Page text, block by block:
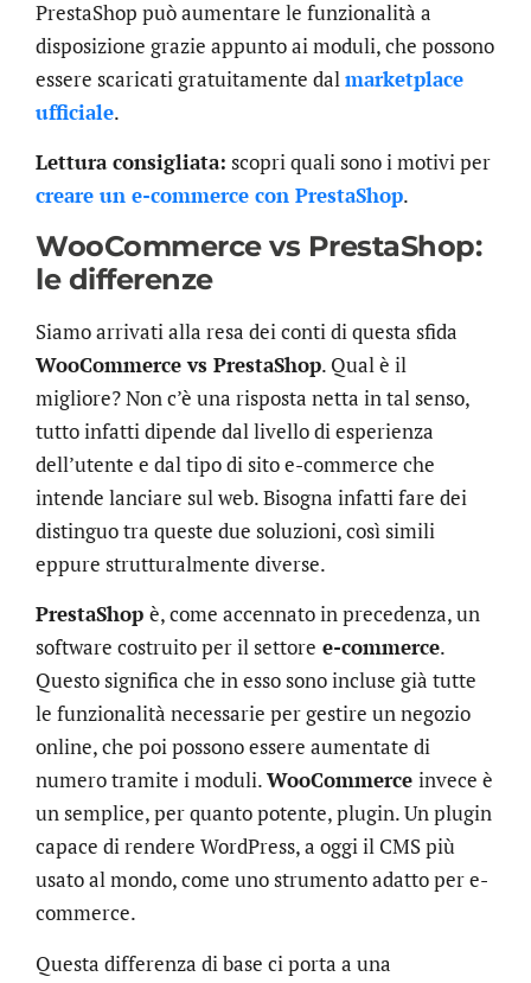
PrestaShop può aumentare le funzionalità a
disposizione grazie appunto ai moduli, che possono
essere scaricati gratuitamente dalmarketplace
ufficiale.
Lettura consigliata: scopri quali sono i motivi per
creare un e-commerce con PrestaShop.
WooCommerce vs PrestaShop:
le differenze
Siamo arrivati alla resa dei conti di questa sfida
WooCommerce vs PrestaShop. Qual è il
migliore? Non c’è una risposta netta in tal senso,
tutto infatti dipende dal livello di esperienza
dell’utente e dal tipo di sito e-commerce che
intende lanciare sul web. Bisogna infatti fare dei
distinguo tra queste due soluzioni, così simili
eppure strutturalmente diverse.
PrestaShop è, come accennato in precedenza, un
software costruito per il settore e-commerce.
Questo significa che in esso sono incluse già tutte
le funzionalità necessarie per gestire un negozio
online, che poi possono essere aumentate di
numero tramite i moduli.WooCommerce invece è
un semplice, per quanto potente, plugin. Un plugin
capace di rendere WordPress, a oggi il CMS più
usato al mondo, come uno strumento adatto per e-
commerce.
Questa differenza di base ci porta a una